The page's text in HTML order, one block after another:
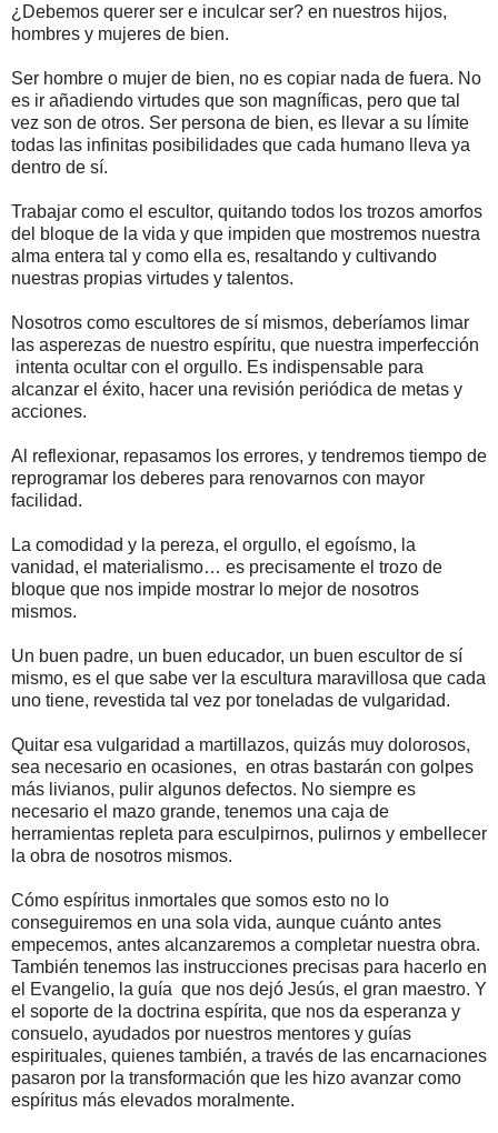
¿Debemos querer ser e inculcar ser? en nuestros hijos,
hombres y mujeres de bien.
Ser hombre o mujer de bien, no es copiar nada de fuera. No
es ir añadiendo virtudes que son magníficas, pero que tal
vez son de otros. Ser persona de bien, es llevar a su límite
todas las infinitas posibilidades que cada humano lleva ya
dentro de sí.
Trabajar como el escultor, quitando todos los trozos amorfos
del bloque de la vida y que impiden que mostremos nuestra
alma entera tal y como ella es, resaltando y cultivando
nuestras propias virtudes y talentos.
Nosotros como escultores de sí mismos, deberíamos limar
las asperezas de nuestro espíritu, que nuestra imperfección
intenta ocultar con el orgullo. Es indispensable para
alcanzar el éxito, hacer una revisión periódica de metas y
acciones.
Al reflexionar, repasamos los errores, y tendremos tiempo de
reprogramar los deberes para renovarnos con mayor
facilidad.
La comodidad y la pereza, el orgullo, el egoísmo, la
vanidad, el materialismo… es precisamente el trozo de
bloque que nos impide mostrar lo mejor de nosotros
mismos.
Un buen padre, un buen educador, un buen escultor de sí
mismo, es el que sabe ver la escultura maravillosa que cada
uno tiene, revestida tal vez por toneladas de vulgaridad.
Quitar esa vulgaridad a martillazos, quizás muy dolorosos,
sea necesario en ocasiones, en otras bastarán con golpes
más livianos, pulir algunos defectos. No siempre es
necesario el mazo grande, tenemos una caja de
herramientas repleta para esculpirnos, pulirnos y embellecer
la obra de nosotros mismos.
Cómo espíritus inmortales que somos esto no lo
conseguiremos en una sola vida, aunque cuánto antes
empecemos, antes alcanzaremos a completar nuestra obra.
También tenemos las instrucciones precisas para hacerlo en
el Evangelio, la guía que nos dejó Jesús, el gran maestro. Y
el soporte de la doctrina espírita, que nos da esperanza y
consuelo, ayudados por nuestros mentores y guías
espirituales, quienes también, a través de las encarnaciones
pasaron por la transformación que les hizo avanzar como
espíritus más elevados moralmente.